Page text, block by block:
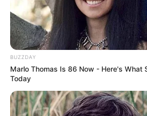
BUZZDAY
Marlo Thomas Is 86 Now - Here's What
Today